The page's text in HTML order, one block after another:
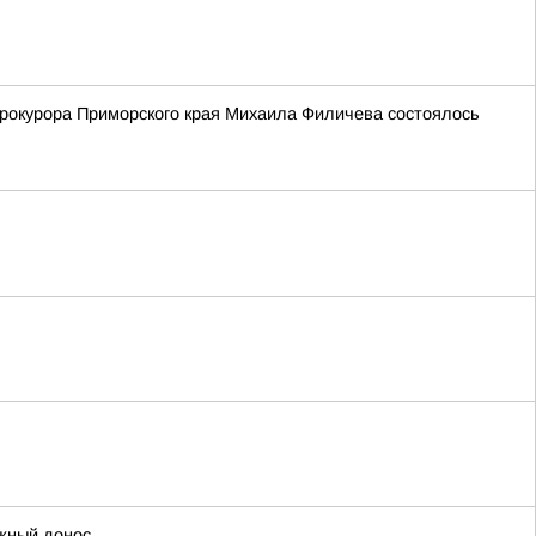
Приморского края Михаила Филичева состоялось